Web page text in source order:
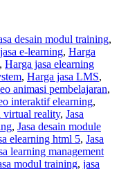
desain modul training,
e-learning, Harga
, Harga jasa elearning
, Harga jasa LMS,
animasi pembelajaran,
interaktif elearning,
virtual reality, Jasa
, Jasa desain module
elearning html 5, Jasa
learning management
modul training, jasa